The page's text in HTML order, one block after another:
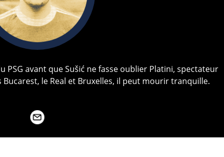
avant que Sušić ne fasse oublier Platini, spectateur
le Real et Bruxelles, il peut mourir tranquille.